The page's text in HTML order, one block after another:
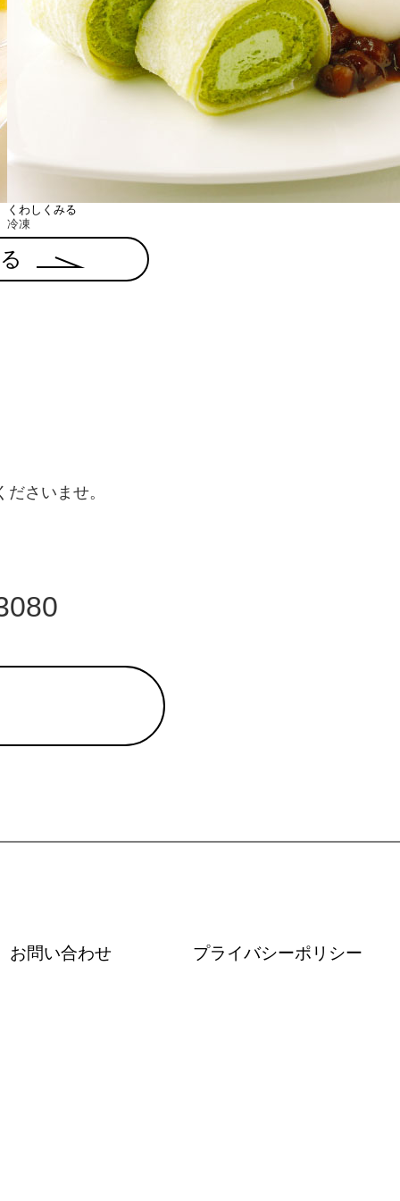
くわしくみる
冷凍
さいませ。
お問い合わせ プライバシーポリシー